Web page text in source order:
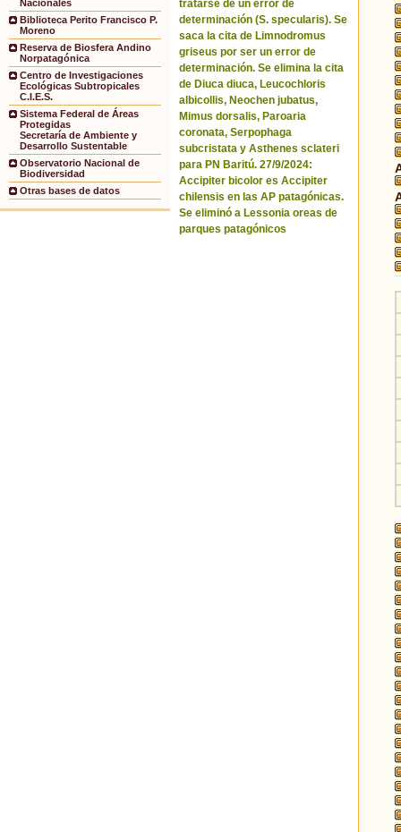
Nacionales
Biblioteca Perito Francisco P.
Moreno
Reserva de Biosfera Andino
Norpatagónica
Centro de Investigaciones
Ecológicas Subtropicales
C.I.E.S.
Sistema Federal de Áreas
Protegidas
Secretaría de Ambiente y
Desarrollo Sustentable
Observatorio Nacional de
Biodiversidad
Otras bases de datos
tratarse de un error de
determinación (S. specularis). Se
saca la cita de Limnodromus
griseus por ser un error de
determinación. Se elimina la cita
de Diuca diuca, Leucochloris
albicollis, Neochen jubatus,
Mimus dorsalis, Paroaria
coronata, Serpophaga
subcristata y Asthenes sclateri
para PN Baritú. 27/9/2024:
Accipiter bicolor es Accipiter
chilensis en las AP patagónicas.
Se eliminó a Lessonia oreas de
parques patagónicos